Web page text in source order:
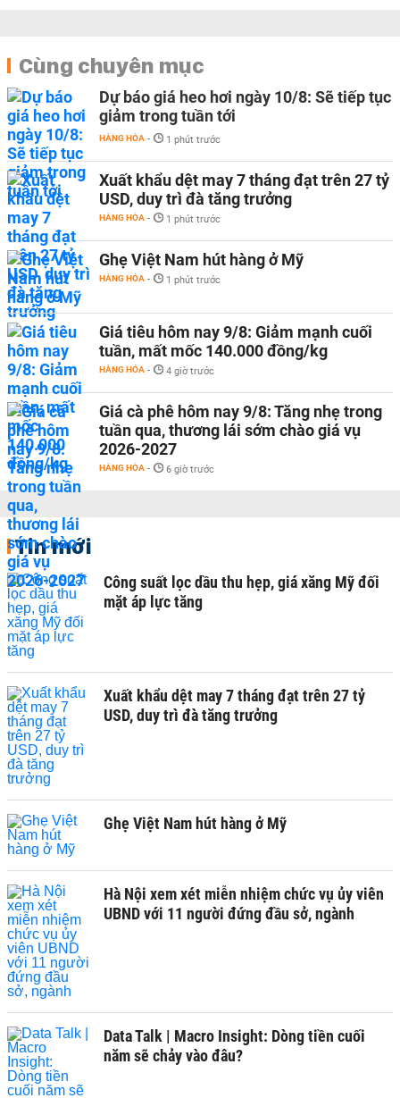
Cùng chuyên mục
Dự báo giá heo hơi ngày 10/8: Sẽ tiếp tục
giảm trong tuần tới
HÀNG HÓA - 1 phút trước
Xuất khẩu dệt may 7 tháng đạt trên 27 tỷ
USD, duy trì đà tăng trưởng
HÀNG HÓA - 1 phút trước
Ghẹ Việt Nam hút hàng ở Mỹ
HÀNG HÓA - 1 phút trước
Giá tiêu hôm nay 9/8: Giảm mạnh cuối
tuần, mất mốc 140.000 đồng/kg
HÀNG HÓA - 4 giờ trước
Giá cà phê hôm nay 9/8: Tăng nhẹ trong
tuần qua, thương lái sớm chào giá vụ
2026-2027
HÀNG HÓA - 6 giờ trước
Tin mới
Công suất lọc dầu thu hẹp, giá xăng Mỹ đối
mặt áp lực tăng
Xuất khẩu dệt may 7 tháng đạt trên 27 tỷ
USD, duy trì đà tăng trưởng
Ghẹ Việt Nam hút hàng ở Mỹ
Hà Nội xem xét miễn nhiệm chức vụ ủy viên
UBND với 11 người đứng đầu sở, ngành
Data Talk | Macro Insight: Dòng tiền cuối
năm sẽ chảy vào đâu?